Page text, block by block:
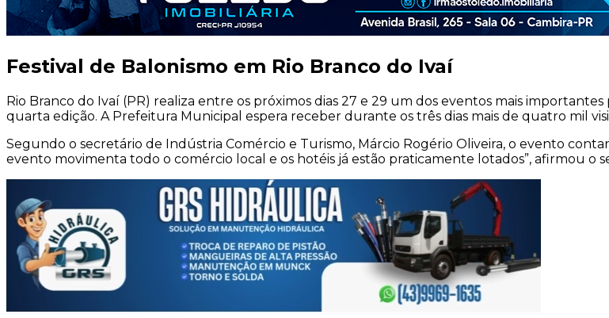
Festival de Balonismo em Rio Branco do Ivaí
Rio Branco do Ivaí (PR) realiza entre os próximos dias 27 e 29 um dos eventos mais
quarta edição. A Prefeitura Municipal espera receber durante os três dias mais de quatro mil
Segundo o secretário de Indústria Comércio e Turismo, Márcio Rogério Oliveira, o evento
evento movimenta todo o comércio local e os hotéis já estão praticamente lotados”, afirmou o